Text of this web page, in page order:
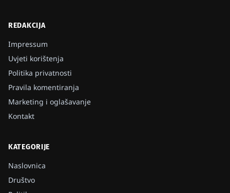
REDAKCIJA
Impressum
Uvjeti korištenja
Politika privatnosti
Pravila komentiranja
Marketing i oglašavanje
Kontakt
KATEGORIJE
Naslovnica
Društvo